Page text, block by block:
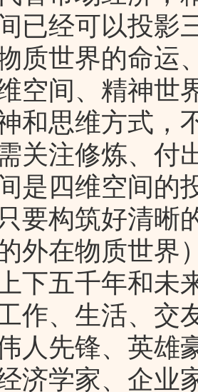
已经可以投影
质世界的命运
空间、精神世
和思维方式，
关注修炼、付
是四维空间的
要构筑好清晰
外在物质世界
下五千年和未
作、生活、交
人先锋、英雄
济学家、企业